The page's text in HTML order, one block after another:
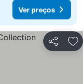
Ver preços
Partilhar